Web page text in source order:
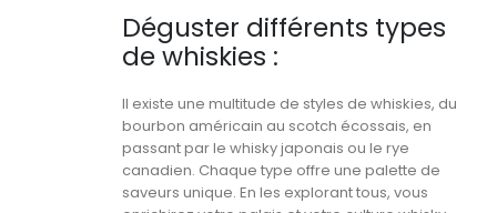
Déguster différents types
de whiskies :
Il existe une multitude de styles de whiskies, du
bourbon américain au scotch écossais, en
passant par le whisky japonais ou le rye
canadien. Chaque type offre une palette de
saveurs unique. En les explorant tous, vous